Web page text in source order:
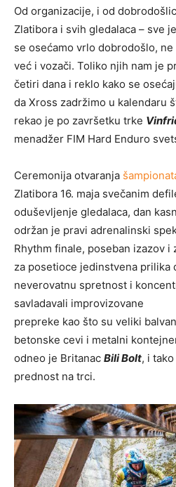
Od organizacije, i od
Zlatibora i svih gledalaca – sve
se osećamo vrlo dobrodošlo,
već i vozači. Toliko njih nam je
četiri dana i reklo kako se
da Xross zadržimo u kalendaru
rekao je po završetku trke
menadžer FIM Hard Enduro
Ceremonija otvaranja
Zlatibora 16. maja svečanim
oduševljenje gledalaca, dan
održan je pravi adrenalinski
Rhythm finale, poseban izazov i
za posetioce jedinstvena prilika
neverovatnu spretnost i
savladavali improvizovane
prepreke kao što su veliki
betonske cevi i metalni
odneo je Britanac Bili Bolt, i
prednost na trci.